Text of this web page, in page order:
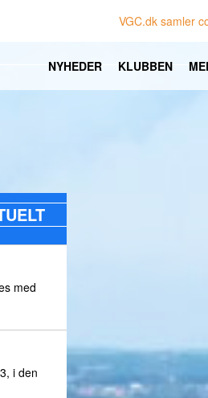
VGC.dk samler
NYHEDER KLUBBEN
med
i den